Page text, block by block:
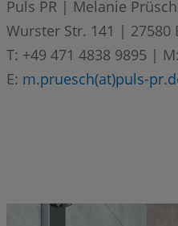
Puls PR | Melanie Prüsch
Wurster Str. 141 | 27580
T: +49 471 4838 9895 |
E: m.pruesch(at)puls-